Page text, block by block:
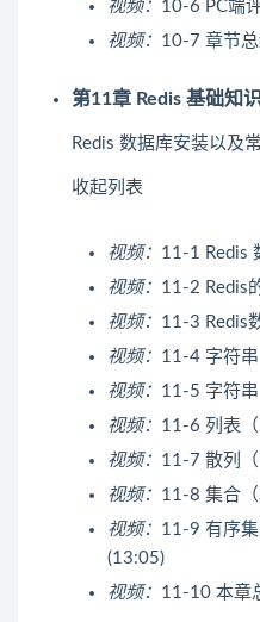
视频： 10-6 PC端
视频： 10-7 章节
第11章 Redis 基础知识
Redis 数据库安装以及
收起列表
视频： 11-1 Redis
视频： 11-2 Redis
视频： 11-3 Redis
视频： 11-4 字符
视频： 11-5 字符
视频： 11-6 列表
视频： 11-7 散列
视频： 11-8 集合
视频： 11-9 有序
(13:05)
视频： 11-10 本章